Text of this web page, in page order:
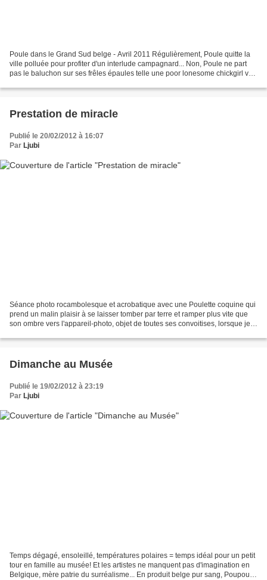
Poule dans le Grand Sud belge - Avril 2011 Régulièrement, Poule quitte la
ville polluée pour profiter d'un interlude campagnard... Non, Poule ne part
pas le baluchon sur ses frêles épaules telle une poor lonesome chickgirl vu
Prestation de miracle
Publié le 20/02/2012 à 16:07
Par Ljubi
Séance photo rocambolesque et acrobatique avec une Poulette coquine qui
prend un malin plaisir à se laisser tomber par terre et ramper plus vite que
son ombre vers l'appareil-photo, objet de toutes ses convoitises, lorsque je
Dimanche au Musée
Publié le 19/02/2012 à 23:19
Par Ljubi
Temps dégagé, ensoleillé, températures polaires = temps idéal pour un petit
tour en famille au musée! Et les artistes ne manquent pas d'imagination en
Belgique, mère patrie du surréalisme... En produit belge pur sang, Poupoule